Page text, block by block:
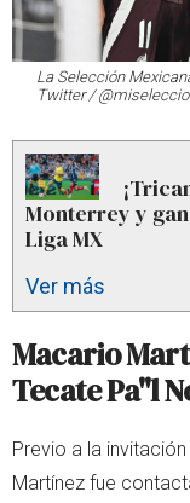
La Selección
Twitter /
Monterrey y
Liga MX
Ver más
Macario
Tecate Pa"l
Previo a la
Martínez fue